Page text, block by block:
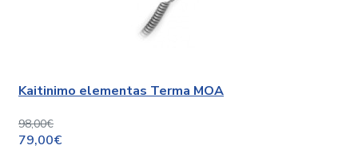
Kaitinimo elementas Terma MOA
98,00€
79,00€